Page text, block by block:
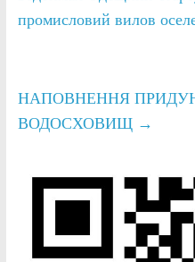
промисловий вилов
НАПОВНЕННЯ
ВОДОСХОВИЩ →